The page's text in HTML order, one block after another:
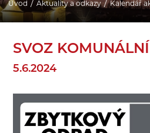
Úvod Aktuality a odkazy Kalendář
SVOZ
5.6.2024